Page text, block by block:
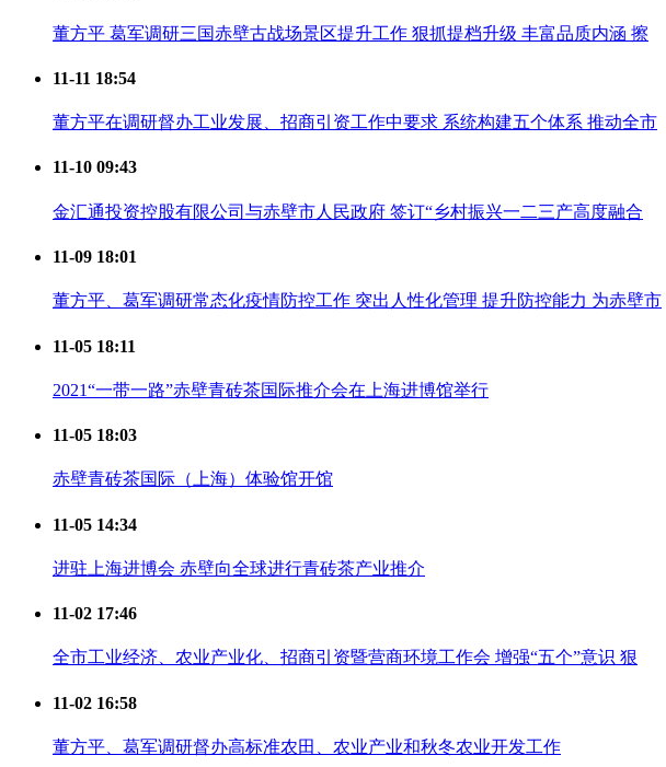
董方平 葛军调研三国赤壁古战场景区提升工作 狠抓提档升级 丰富品质内涵 擦
11-11 18:54
董方平在调研督办工业发展、招商引资工作中要求 系统构建五个体系 推动全市
11-10 09:43
金汇通投资控股有限公司与赤壁市人民政府 签订“乡村振兴一二三产高度融合
11-09 18:01
董方平、葛军调研常态化疫情防控工作 突出人性化管理 提升防控能力 为赤壁市
11-05 18:11
2021“一带一路”赤壁青砖茶国际推介会在上海进博馆举行
11-05 18:03
赤壁青砖茶国际（上海）体验馆开馆
11-05 14:34
进驻上海进博会 赤壁向全球进行青砖茶产业推介
11-02 17:46
全市工业经济、农业产业化、招商引资暨营商环境工作会 增强“五个”意识 狠
11-02 16:58
董方平、葛军调研督办高标准农田、农业产业和秋冬农业开发工作